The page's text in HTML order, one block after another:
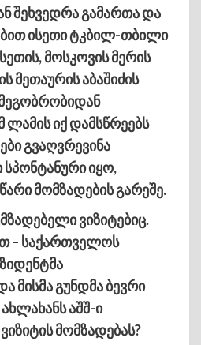
შეხვედრა გამართა და
ისეთი ტკბილ-თბილი
მოსკოვის მერის
მეთაურის აბაშიძის
იქ დამსწრეებს
გვაღვრევინა
სპონტანური იყო,
მომზადების გარეშე.
ვიზიტებიც.
– საქართველოს
მისმა გუნდმა ბევრი
აშშ-ი
მომზადებას?